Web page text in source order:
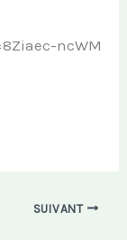
ncWM
SUIVANT